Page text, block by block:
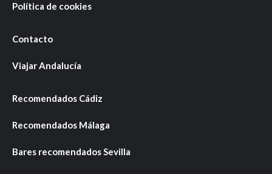
Política de cookies
Contacto
Viajar Andalucía
Recomendados Cádiz
Recomendados Málaga
Bares recomendados Sevilla